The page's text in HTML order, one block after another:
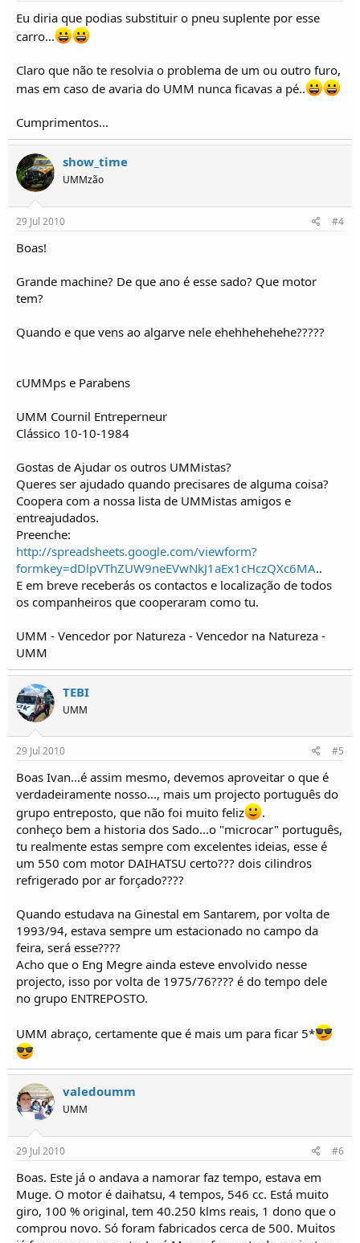
Eu diria que podias substituir o pneu suplente por esse
carro...
Claro que não te resolvia o problema de um ou outro furo,
mas em caso de avaria do UMM nunca ficavas a pé..
Cumprimentos...
show_time
UMMzão
29 Jul 2010 #4
Boas!
Grande machine? De que ano é esse sado? Que motor
tem?
Quando e que vens ao algarve nele ehehhehehehe?????
cUMMps e Parabens
UMM Cournil Entreperneur
Clássico 10-10-1984
Gostas de Ajudar os outros UMMistas?
Queres ser ajudado quando precisares de alguma coisa?
Coopera com a nossa lista de UMMistas amigos e
entreajudados.
Preenche:
http://spreadsheets.google.com/viewform?
formkey=dDlpVThZUW9neEVwNkJ1aEx1cHczQXc6MA..
E em breve receberás os contactos e localização de todos
os companheiros que cooperaram como tu.
UMM - Vencedor por Natureza - Vencedor na Natureza -
UMM
TEBI
UMM
29 Jul 2010 #5
Boas Ivan...é assim mesmo, devemos aproveitar o que é
verdadeiramente nosso..., mais um projecto português do
grupo entreposto, que não foi muito feliz
.
conheço bem a historia dos Sado...o "microcar" português,
tu realmente estas sempre com excelentes ideias, esse é
um 550 com motor DAIHATSU certo??? dois cilindros
refrigerado por ar forçado????
Quando estudava na Ginestal em Santarem, por volta de
1993/94, estava sempre um estacionado no campo da
feira, será esse????
Acho que o Eng Megre ainda esteve envolvido nesse
projecto, isso por volta de 1975/76???? é do tempo dele
no grupo ENTREPOSTO.
UMM abraço, certamente que é mais um para ficar 5*
valedoumm
UMM
29 Jul 2010 #6
Boas. Este já o andava a namorar faz tempo, estava em
Muge. O motor é daihatsu, 4 tempos, 546 cc. Está muito
giro, 100 % original, tem 40.250 klms reais, 1 dono que o
comprou novo. Só foram fabricados cerca de 500. Muitos